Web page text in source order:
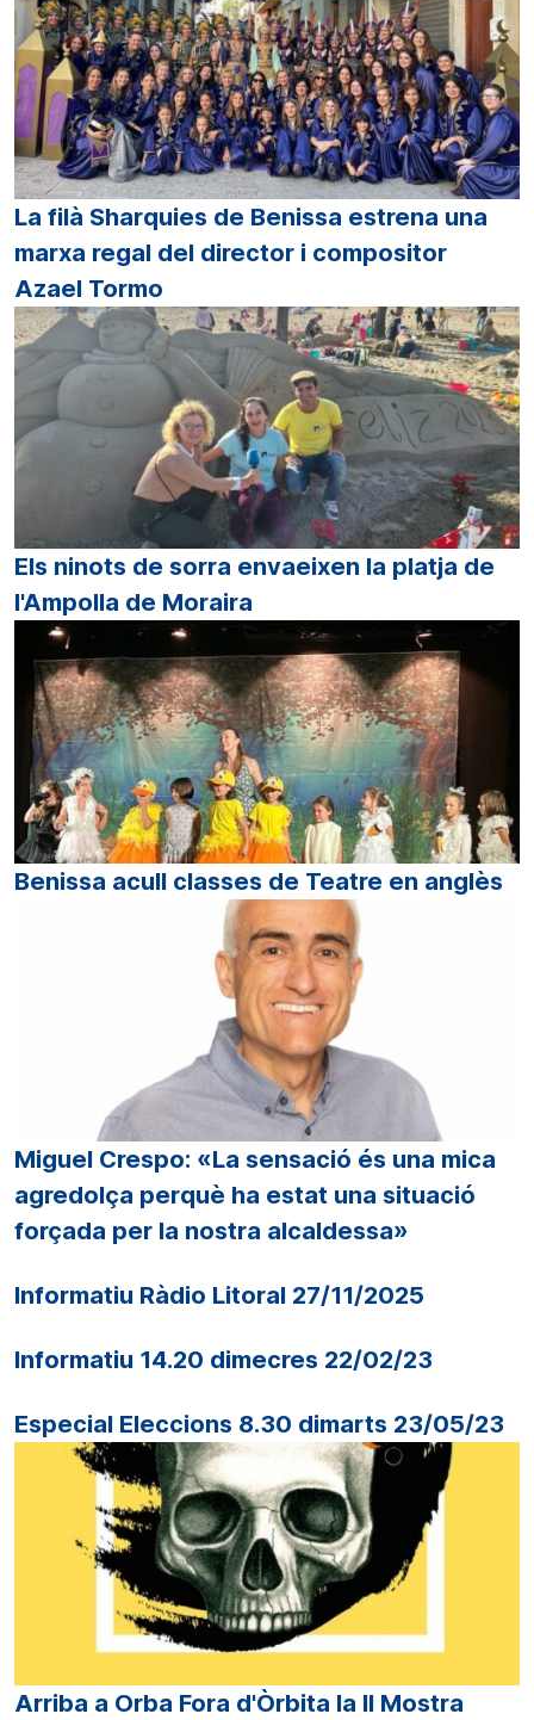
La filà Sharquies de Benissa estrena una
marxa regal del director i compositor
Azael Tormo
Els ninots de sorra envaeixen la platja de
l'Ampolla de Moraira
Benissa acull classes de Teatre en anglès
Miguel Crespo: «La sensació és una mica
agredolça perquè ha estat una situació
forçada per la nostra alcaldessa»
Informatiu Ràdio Litoral 27/11/2025
Informatiu 14.20 dimecres 22/02/23
Especial Eleccions 8.30 dimarts 23/05/23
Arriba a Orba Fora d'Òrbita la II Mostra